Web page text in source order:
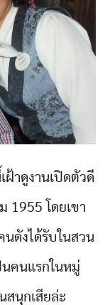
ฝ้าดูงานเปิดตัวดี
1955 โดยเขา
ดังได้รับในสวน
นคนแรกในหมู่
สนุกเสียล่ะ